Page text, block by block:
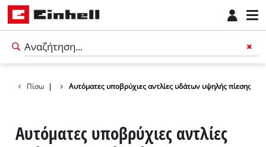
Πίσω |
Αντλίες νερού Αυτόματες υποβρύχιες αντλίες υδάτων υψηλής πίεσης
Αυτόματες υποβρύχιες αντλίες